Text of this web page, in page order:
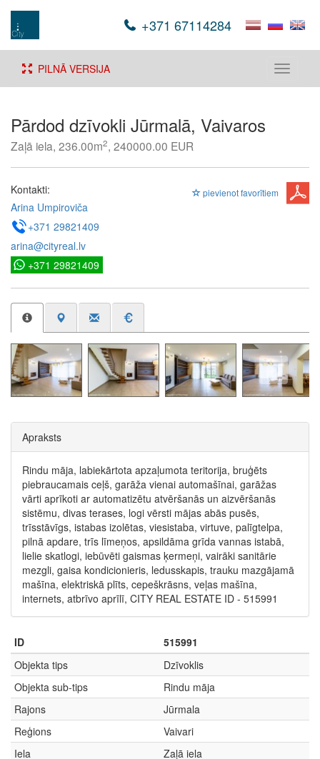
+371 67114284
Toggle
PILNĀ VERSIJA
Pārdod dzīvokli Jūrmalā, Vaivaros
Zaļā iela, 236.00m2, 240000.00 EUR
pievienot favorītiem
Kontakti:
Arina Umpiroviča
+371 29821409
arina@cityreal.lv
+371 29821409
Apraksts
Rindu māja, labiekārtota apzaļumota teritorija, bruģēts
piebraucamais ceļš, garāža vienai automašīnai, garāžas
vārti aprīkoti ar automatizētu atvēršanās un aizvēršanās
sistēmu, divas terases, logi vērsti mājas abās pusēs,
trīsstāvīgs, istabas izolētas, viesistaba, virtuve, palīgtelpa,
pilnā apdare, trīs līmeņos, apsildāma grīda vannas istabā,
lielie skatlogi, iebūvēti gaismas ķermeņi, vairāki sanitārie
mezgli, gaisa kondicionieris, ledusskapis, trauku mazgājamā
mašīna, elektriskā plīts, cepeškrāsns, veļas mašīna,
internets, atbrīvo aprīlī, CITY REAL ESTATE ID - 515991
ID
515991
Objekta tips
Dzīvoklis
Objekta sub-tips
Rindu māja
Rajons
Jūrmala
Reģions
Vaivari
Iela
Zaļā iela